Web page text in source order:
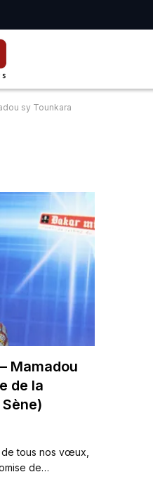
sy Tounkara
Mamadou
de la
tous nos vœux,
de…